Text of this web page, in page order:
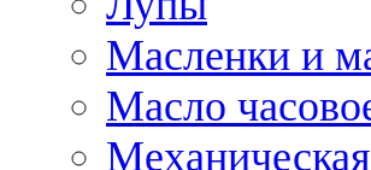
Масленки и
Масло